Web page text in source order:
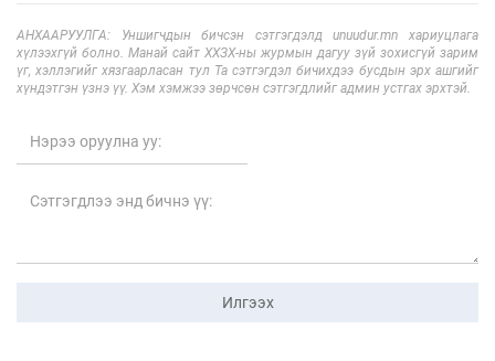
АНХААРУУЛГА: Уншигчдын бичсэн сэтгэгдэлд unuudur.mn хариуцлага
хүлээхгүй болно. Манай сайт ХХЗХ-ны журмын дагуу зүй зохисгүй зарим
үг, хэллэгийг хязгаарласан тул Та сэтгэгдэл бичихдээ бусдын эрх ашгийг
хүндэтгэн үзнэ үү. Хэм хэмжээ зөрчсөн сэтгэгдлийг админ устгах эрхтэй.
Илгээх